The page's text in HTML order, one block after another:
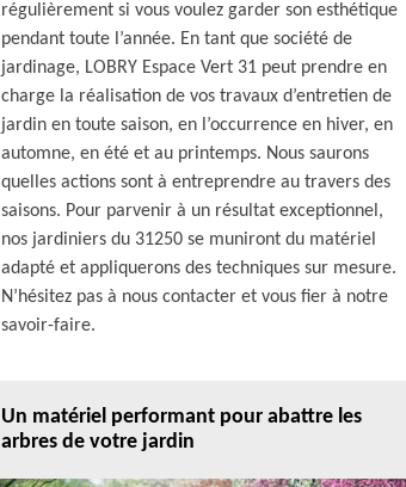
régulièrement si vous voulez garder son esthétique
pendant toute l’année. En tant que société de
jardinage, LOBRY Espace Vert 31 peut prendre en
charge la réalisation de vos travaux d’entretien de
jardin en toute saison, en l’occurrence en hiver, en
automne, en été et au printemps. Nous saurons
quelles actions sont à entreprendre au travers des
saisons. Pour parvenir à un résultat exceptionnel,
nos jardiniers du 31250 se muniront du matériel
adapté et appliquerons des techniques sur mesure.
N’hésitez pas à nous contacter et vous fier à notre
savoir-faire.
Un matériel performant pour abattre les
arbres de votre jardin